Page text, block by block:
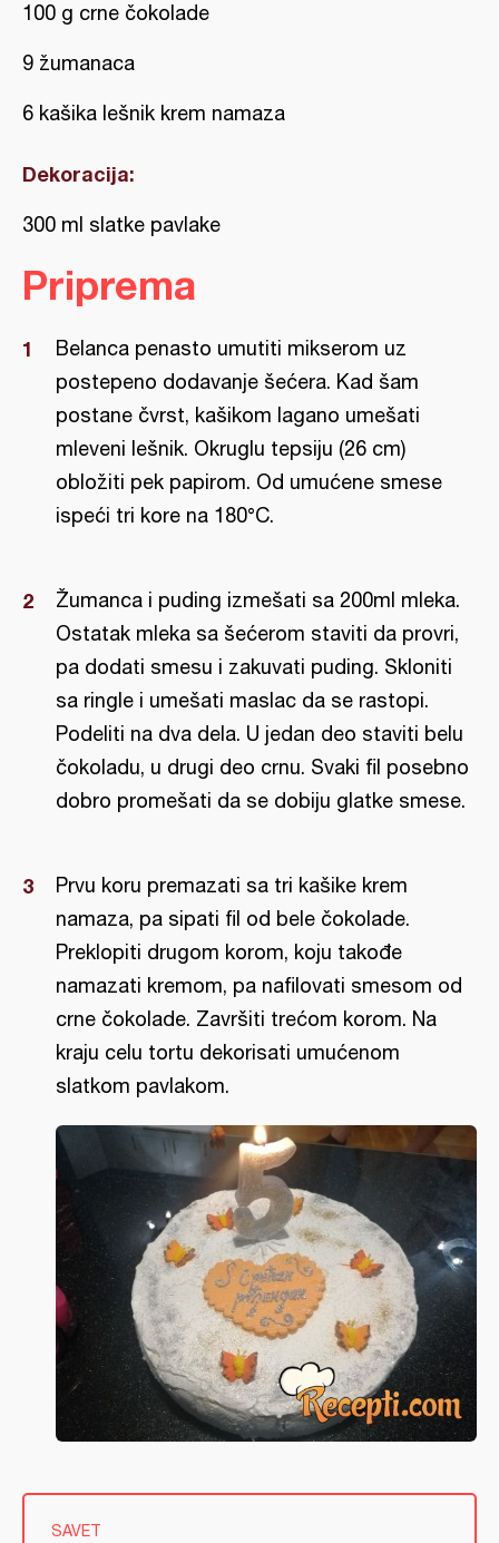
100 g crne čokolade
9 žumanaca
6 kašika lešnik krem namaza
Dekoracija:
300 ml slatke pavlake
Priprema
Belanca penasto umutiti mikserom uz
postepeno dodavanje šećera. Kad šam
postane čvrst, kašikom lagano umešati
mleveni lešnik. Okruglu tepsiju (26 cm)
obložiti pek papirom. Od umućene smese
ispeći tri kore na 180°C.
Žumanca i puding izmešati sa 200ml mleka.
Ostatak mleka sa šećerom staviti da provri,
pa dodati smesu i zakuvati puding. Skloniti
sa ringle i umešati maslac da se rastopi.
Podeliti na dva dela. U jedan deo staviti belu
čokoladu, u drugi deo crnu. Svaki fil posebno
dobro promešati da se dobiju glatke smese.
Prvu koru premazati sa tri kašike krem
namaza, pa sipati fil od bele čokolade.
Preklopiti drugom korom, koju takođe
namazati kremom, pa nafilovati smesom od
crne čokolade. Završiti trećom korom. Na
kraju celu tortu dekorisati umućenom
slatkom pavlakom.
SAVET